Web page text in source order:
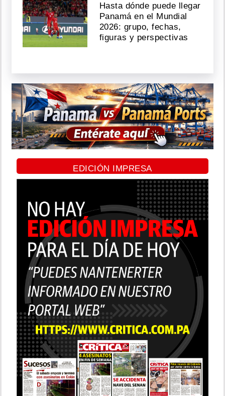
Hasta dónde puede llegar
Panamá en el Mundial
2026: grupo, fechas,
figuras y perspectivas
EDICIÓN IMPRESA